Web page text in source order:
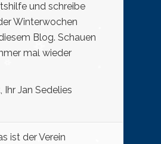
und schreibe
Winterwochen
Blog. Schauen
mal wieder
Ihr Jan Sedelies
ist der Verein